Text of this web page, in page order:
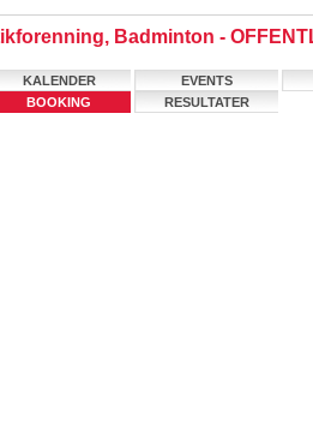
Badminton -
KALENDER
EVENTS
BOOKING RESULTATER